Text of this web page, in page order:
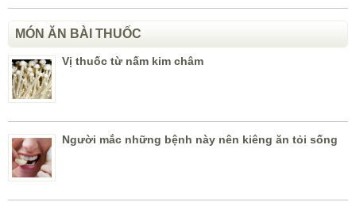
MÓN ĂN BÀI THUỐC
Vị thuốc từ nấm kim châm
Người mắc những bệnh này nên kiêng ăn tỏi sống